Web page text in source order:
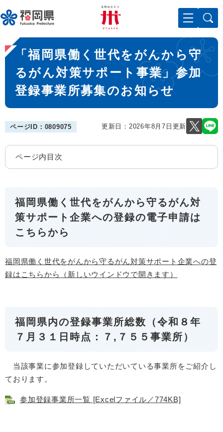
ー
ジ
先
頭
メニューを飛ばして本文へ
本
文
「福岡県働く世代をがんから守
るがん対策サポート事業」参加
登録事業所募集のお知らせ
ページID：0809075 更新日：2026年8月7日更新
ページ内目次
福岡県働く世代をがんから守るがん対
策サポート企業への登録の電子申請は
こちらから
福岡県働く世代をがんから守るがん対策サポート企業への登
録はこちらから（新しいウインドウで開きます）
福岡県内の登録事業所総数（令和８年
７月３１日時点：７,７５５事業所）
当該事業に参加登録していただいている事業所をご紹介し
ております。
参加登録事業所一覧 [Excelファイル／774KB]